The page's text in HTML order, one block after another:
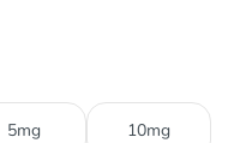
5mg 10mg